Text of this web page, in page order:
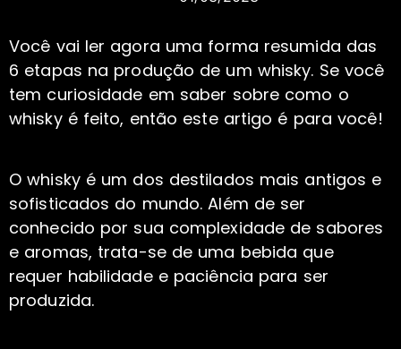
Você vai ler agora uma forma resumida das
6 etapas na produção de um whisky. Se você
tem curiosidade em saber sobre como o
whisky é feito, então este artigo é para você!
O whisky é um dos destilados mais antigos e
sofisticados do mundo. Além de ser
conhecido por sua complexidade de sabores
e aromas, trata-se de uma bebida que
requer habilidade e paciência para ser
produzida.